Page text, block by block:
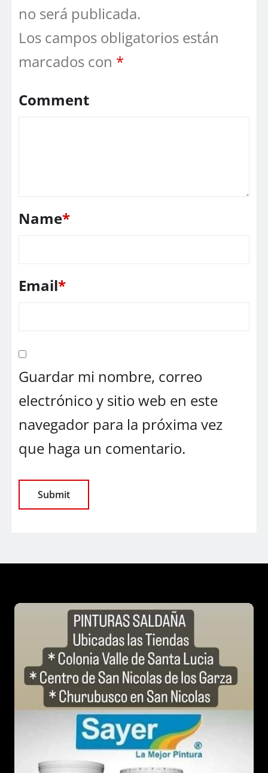
no será publicada.
Los campos obligatorios están
marcados con *
Comment
Name*
Email*
Guardar mi nombre, correo
electrónico y sitio web en este
navegador para la próxima vez
que haga un comentario.